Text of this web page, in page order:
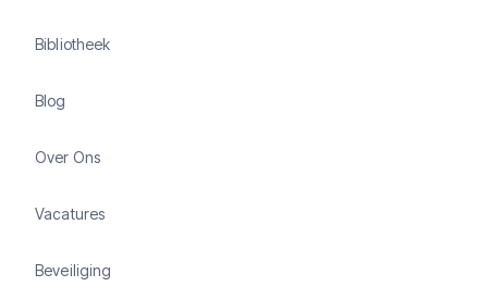
Bibliotheek
Blog
Over Ons
Vacatures
Beveiliging